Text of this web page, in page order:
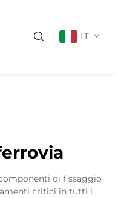
IT
di fissaggio
critici in tutti i